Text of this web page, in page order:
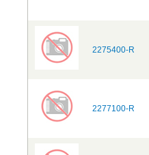
2275400-R
2277100-R